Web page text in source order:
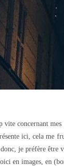
concernant
ici, cela me
je préfère être
en images, en